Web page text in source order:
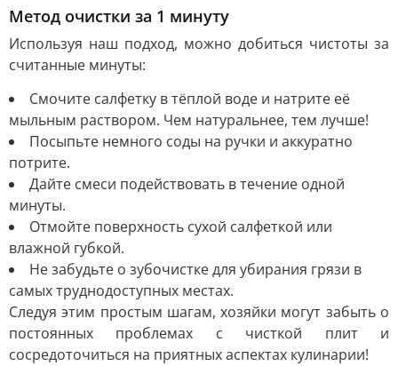
Метод очистки за 1 минуту
Используя наш подход, можно добиться чистоты за
считанные минуты:
Смочите салфетку в тёплой воде и натрите её
мыльным раствором. Чем натуральнее, тем лучше!
Посыпьте немного соды на ручки и аккуратно
потрите.
Дайте смеси подействовать в течение одной
минуты.
Отмойте поверхность сухой салфеткой или
влажной губкой.
Не забудьте о зубочистке для убирания грязи в
самых труднодоступных местах.
Следуя этим простым шагам, хозяйки могут забыть о
постоянных проблемах с чисткой плит и
сосредоточиться на приятных аспектах кулинарии!